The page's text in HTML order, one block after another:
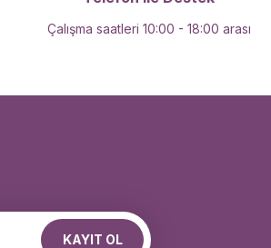
Çalışma saatleri 10:00 - 18:00 arası
KAYIT OL